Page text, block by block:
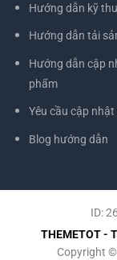
Hướng dẫn kỹ
Hướng dẫn tải
Hướng dẫn cập
phẩm
Yêu cầu cập
Blog hướng dẫn
ID:
THEMETOT -
Copyright ©